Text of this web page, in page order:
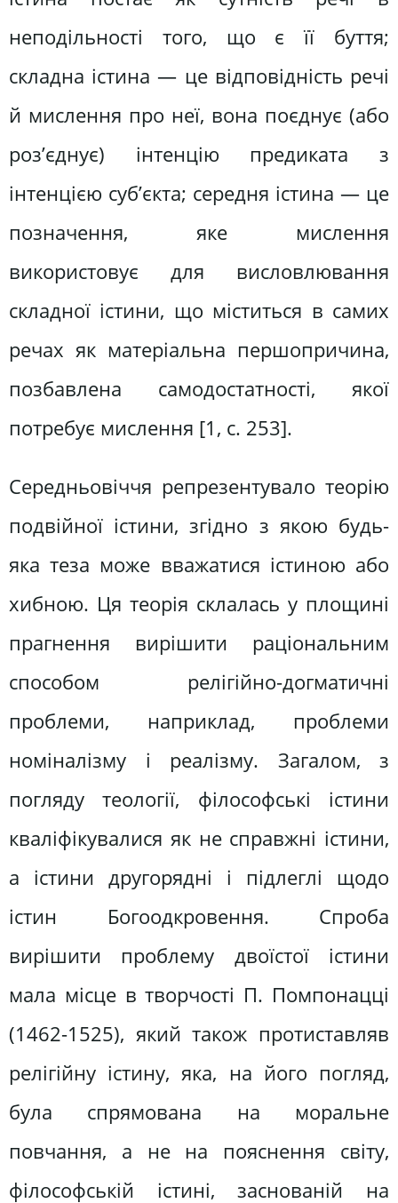
неподільності того, що є її буття;
складна істина — це відповідність речі
й мислення про неї, вона поєднує (або
роз’єднує) інтенцію предиката з
інтенцією суб’єкта; середня істина — це
позначення, яке мислення
використовує для висловлювання
складної істини, що міститься в самих
речах як матеріальна першопричина,
позбавлена самодостатності, якої
потребує мислення [1, с. 253].
Середньовіччя репрезентувало теорію
подвійної істини, згідно з якою будь-
яка теза може вважатися істиною або
хибною. Ця теорія склалась у площині
прагнення вирішити раціональним
способом релігійно-догматичні
проблеми, наприклад, проблеми
номіналізму і реалізму. Загалом, з
погляду теології, філософські істини
кваліфікувалися як не справжні істини,
а істини другорядні і підлеглі щодо
істин Богоодкровення. Спроба
вирішити проблему двоїстої істини
мала місце в творчості П. Помпонацці
(1462-1525), який також протиставляв
релігійну істину, яка, на його погляд,
була спрямована на моральне
повчання, а не на пояснення світу,
філософській істині, заснованій на